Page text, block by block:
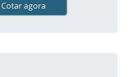
Cotar agora